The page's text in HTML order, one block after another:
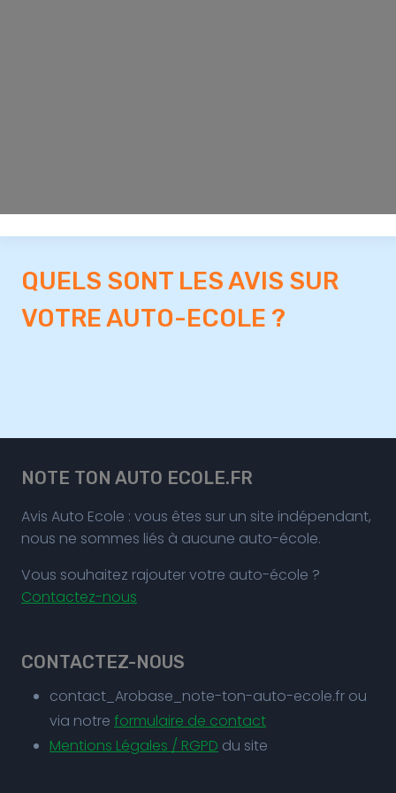
QUELS SONT LES AVIS SUR
VOTRE AUTO-ECOLE ?
NOTE TON AUTO ECOLE.FR
Avis Auto Ecole : vous êtes sur un site indépendant,
nous ne sommes liés à aucune auto-école.
Vous souhaitez rajouter votre auto-école ?
Contactez-nous
CONTACTEZ-NOUS
contact_Arobase_note-ton-auto-ecole.fr ou
via notre formulaire de contact
Mentions Légales / RGPD du site